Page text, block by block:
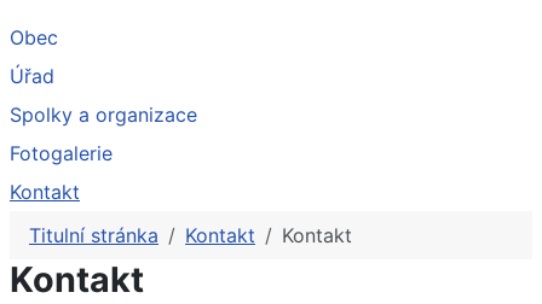
Obec
Úřad
Spolky a organizace
Fotogalerie
Kontakt
Titulní stránka
Kontakt Kontakt
Kontakt